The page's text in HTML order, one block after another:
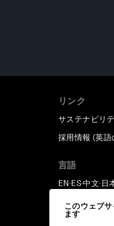
このウェブ
ます
リンク
サステナビリ
採用情報 (英語
言語
EN ▪ES▪中文▪ 日